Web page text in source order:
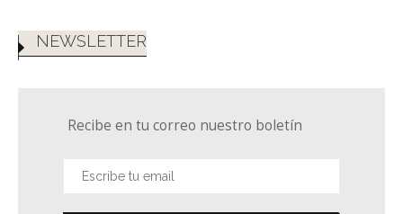
NEWSLETTER
Recibe en tu correo nuestro boletín